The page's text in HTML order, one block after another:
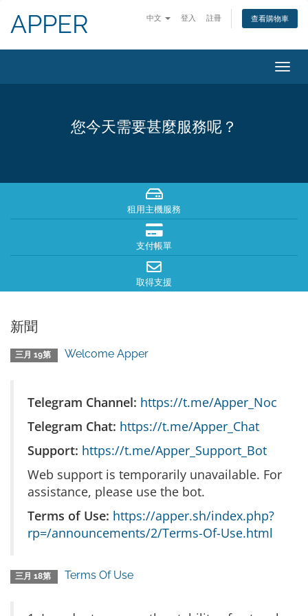
中文 登入 註冊 查看購物車
APPER
切
換
您今天需要甚麼服務呢？
租用主機服務
支付帳單
取得支援
新聞
三月 19第 Welcome Apper
Telegram Channel: https://t.me/Apper_Noc
Telegram Chat: https://t.me/Apper_Chat
Support: https://t.me/Apper_Support_Bot
Web support is temporarily unavailable. For
assistance, please use the bot.
Terms of Use: https://apper.sh/index.php?
rp=/announcements/2/Terms-Of-Use.html
三月 18第 Terms Of Use